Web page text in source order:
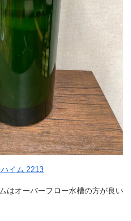
イム 2213
オーバーフロー水槽の方が良い